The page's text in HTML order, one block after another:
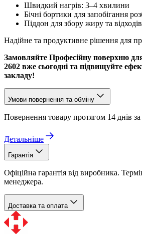
Швидкий нагрів: 3–4 хвилини
Бічні бортики для запобігання
Піддон для збору жиру та відходів
Надійне та продуктивне рішення для
Замовляйте Професійну поверхню
2602 вже сьогодні та підвищуйте
закладу!
Умови повернення та обміну
Повернення товару протягом 14 днів
Детальніше
Гарантія
Офіційна гарантія від виробника.
менеджера.
Доставка та оплата